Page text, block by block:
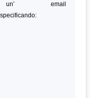
email